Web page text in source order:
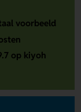
voorbeeld
op kiyoh